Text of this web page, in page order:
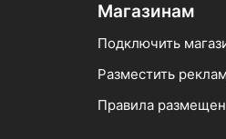
Магазинам
Подключить
Разместить
Правила